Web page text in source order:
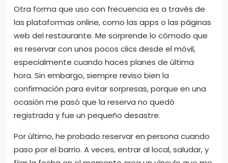
Otra forma que uso con frecuencia es a través de
las plataformas online, como las apps o las páginas
web del restaurante. Me sorprende lo cómodo que
es reservar con unos pocos clics desde el móvil,
especialmente cuando haces planes de última
hora. Sin embargo, siempre reviso bien la
confirmación para evitar sorpresas, porque en una
ocasión me pasó que la reserva no quedó
registrada y fue un pequeño desastre.
Por último, he probado reservar en persona cuando
paso por el barrio. A veces, entrar al local, saludar, y